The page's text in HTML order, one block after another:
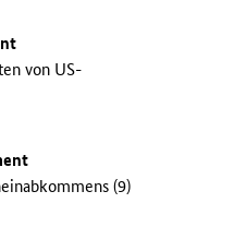
von US-
(9)